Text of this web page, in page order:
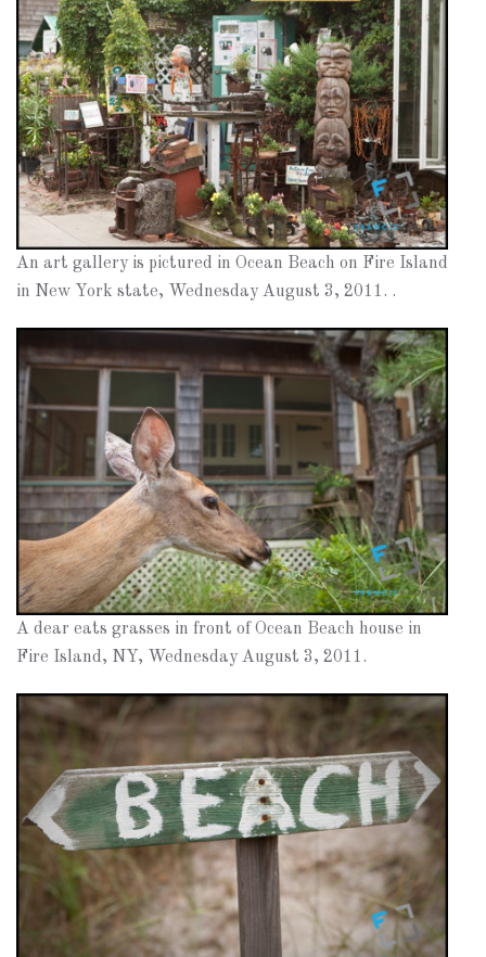
An art gallery is pictured in Ocean Beach on Fire Island
in New York state, Wednesday August 3, 2011. .
A dear eats grasses in front of Ocean Beach house in
Fire Island, NY, Wednesday August 3, 2011.